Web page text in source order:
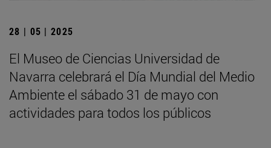
28 | 05 | 2025
El Museo de Ciencias Universidad de
Navarra celebrará el Día Mundial del Medio
Ambiente el sábado 31 de mayo con
actividades para todos los públicos